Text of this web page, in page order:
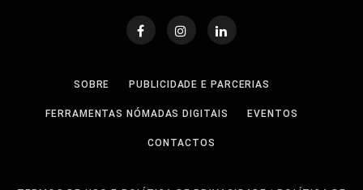
SOBRE PUBLICIDADE E PARCERIAS
FERRAMENTAS NÓMADAS DIGITAIS EVENTOS
CONTACTOS